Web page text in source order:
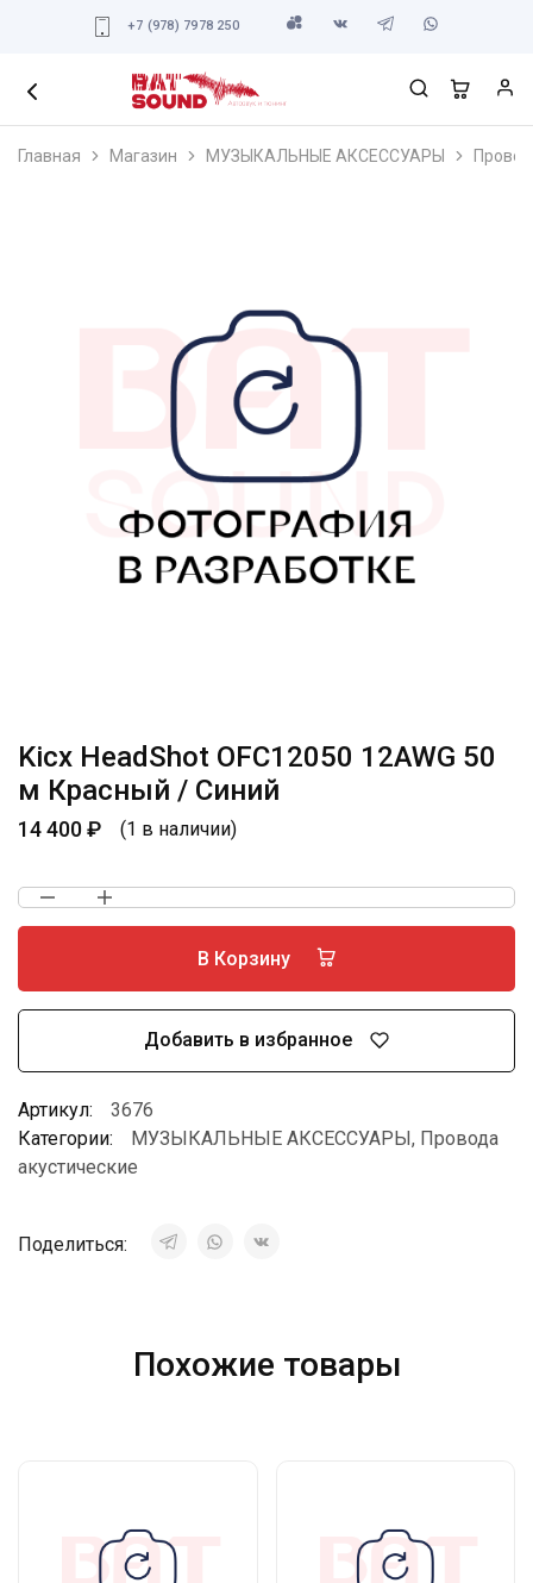
+7 (978) 7978 250
Главная Магазин МУЗЫКАЛЬНЫЕ АКСЕССУАРЫ
Kicx HeadShot OFC12050 12AWG 50
м Красный / Синий
14 400₽ (1 в наличии)
В Корзину
Добавить в избранное
Артикул:
3676
Категории:
МУЗЫКАЛЬНЫЕ АКСЕССУАРЫ, Провода
акустические
Поделиться:
Похожие товары